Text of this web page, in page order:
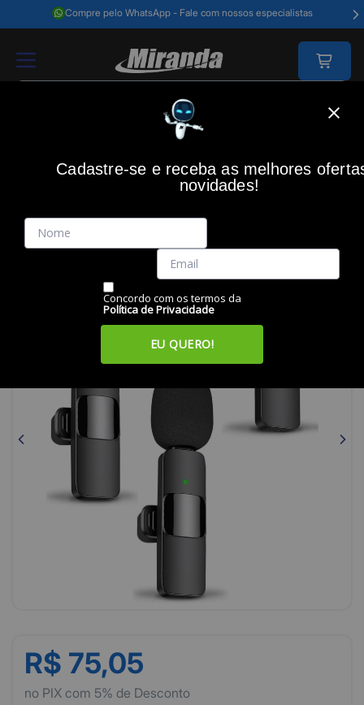
Compre pelo WhatsApp - Fale com nossos especialistas
R$ 75,05
no PIX com 5% de Desconto
(0)
Microfone de Lapela sem fio Lightning Dois Canais Duplo,
Código: 49409
Vendido e Entregue por:
Cadastre-se e receba as melhores
novidades!
Concordo com os termos da
Política de Privacidade
EU QUERO!